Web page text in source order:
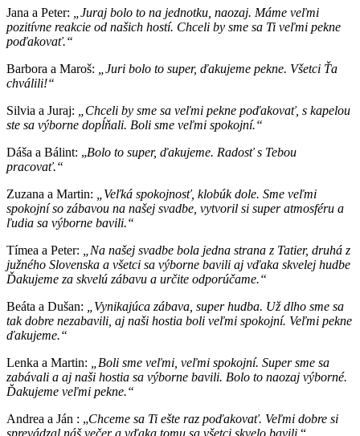
Jana a Peter:
„Juraj bolo to na jednotku, naozaj. Máme veľmi
pozitívne reakcie od našich hostí. Chceli by sme sa Ti veľmi pekne
poďakovať.“
Barbora a Maroš:
„Juri bolo to super, ďakujeme pekne. Všetci Ťa
chválili!“
Silvia a Juraj:
„Chceli by sme sa veľmi pekne poďakovať, s kapelou
ste sa výborne dopĺňali. Boli sme veľmi spokojní.“
Dáša a Bálint: „Bolo to super, ďakujeme. Radosť s Tebou
pracovať.“
Zuzana a Martin:
„Veľká spokojnosť, klobúk dole. Sme veľmi
spokojní so zábavou na našej svadbe, vytvoril si super atmosféru a
ľudia sa výborne bavili.“
Tímea a Peter:
„Na našej svadbe bola jedna strana z Tatier, druhá z
južného Slovenska a všetci sa výborne bavili aj vďaka skvelej hudbe
Ďakujeme za skvelú zábavu a určite odporúčame.“
Beáta a Dušan:
„Vynikajúca zábava, super hudba. Už dlho sme sa
tak dobre nezabavili, aj naši hostia boli veľmi spokojní. Veľmi pekne
ďakujeme.“
Lenka a Martin:
„Boli sme veľmi, veľmi spokojní. Super sme sa
zabávali a aj naši hostia sa výborne bavili. Bolo to naozaj výborné.
Ďakujeme veľmi pekne.“
Andrea a Ján : „Chceme sa Ti ešte raz poďakovať. Veľmi dobre si
sprevádzal náš večer a vďaka tomu sa všetci skvelo bavili .“